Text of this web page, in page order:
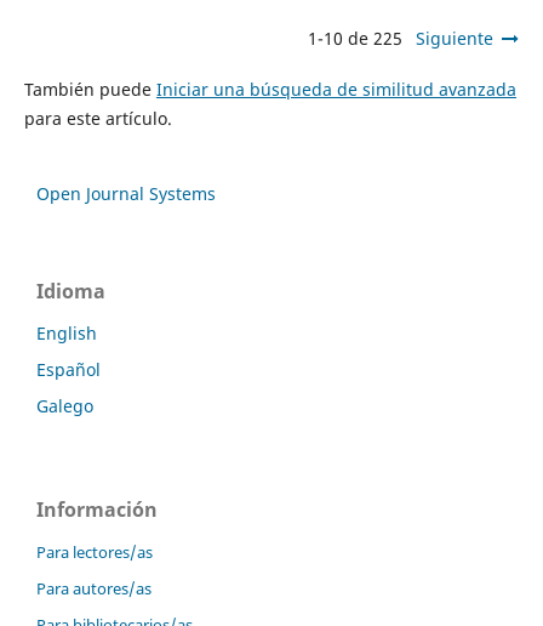
1-10 de 225 Siguiente
También puede Iniciar una búsqueda de similitud avanzada
para este artículo.
Open Journal Systems
Idioma
English
Español
Galego
Información
Para lectores/as
Para autores/as